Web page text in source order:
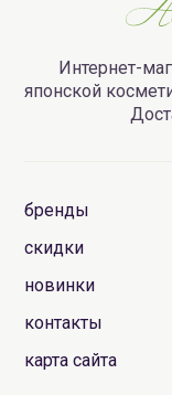
Интернет-
японской
бренды
скидки
новинки
контакты
карта сайта